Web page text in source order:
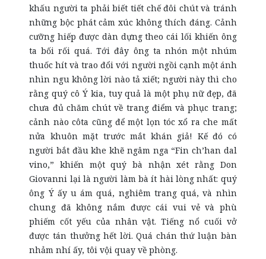
khấu người ta phải biết tiết chế đôi chút và tránh
những bộc phát cảm xúc không thích đáng. Cảnh
cưỡng hiếp được dàn dựng theo cái lối khiến ông
ta bối rối quá. Tới đây ông ta nhón một nhúm
thuốc hít và trao đổi với người ngồi cạnh một ánh
nhìn ngu không lời nào tả xiết; người này thì cho
rằng quý cô Ý kia, tuy quả là một phụ nữ đẹp, đã
chưa đủ chăm chút về trang điểm và phục trang;
cảnh nào côta cũng để một lọn tóc xổ ra che mất
nửa khuôn mặt trước mắt khán giả! Kế đó có
người bắt đầu khe khẽ ngâm nga “Fin ch’han dal
vino,” khiến một quý bà nhận xét rằng Don
Giovanni lại là người làm bà ít hài lòng nhất: quý
ông Ý ấy u ám quá, nghiêm trang quá, và nhìn
chung đã không nắm được cái vui vẻ và phù
phiếm cốt yếu của nhân vật. Tiếng nổ cuối vở
được tán thưởng hết lời. Quá chán thứ luận bàn
nhảm nhí ấy, tôi vội quay về phòng.